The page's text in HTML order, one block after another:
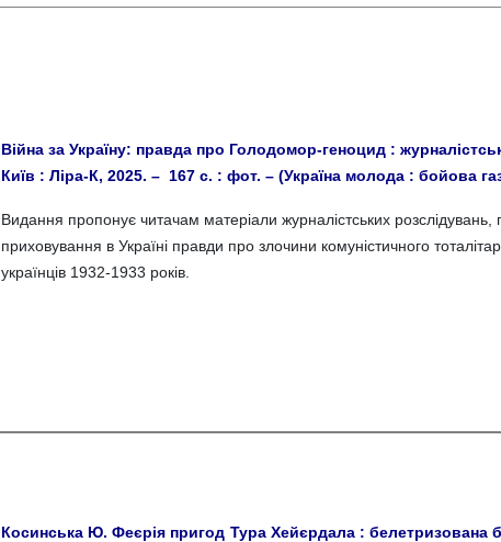
Війна за Україну: правда про Голодомор-геноцид :
Київ : Ліра-К, 2025. – 167 с. : фот. – (Україна молода : бойова
Видання пропонує читачам матеріали журналістських
приховування в Україні правди про злочини комуністичного
українців 1932-1933 років.
Косинська Ю. Феєрія пригод Тура Хейєрдала : белетризована